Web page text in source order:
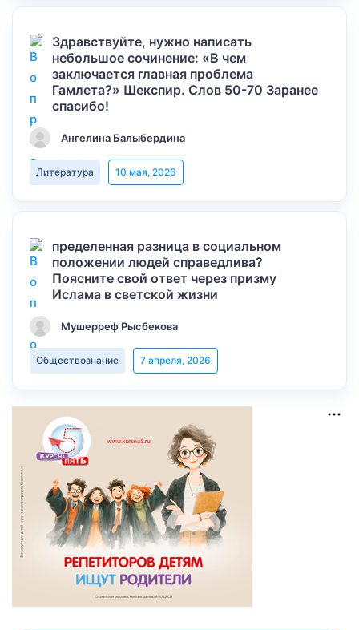
Здравствуйте, нужно написать
небольшое сочинение: «В чем
заключается главная проблема
Гамлета?» Шекспир. Слов 50-70 Заранее
спасибо!
Ангелина Балыбердина
Литература 10 мая, 2026
пределенная разница в социальном
положении людей справедлива?
Поясните свой ответ через призму
Ислама в светской жизни
Мушерреф Рысбекова
Обществознание 7 апреля, 2026